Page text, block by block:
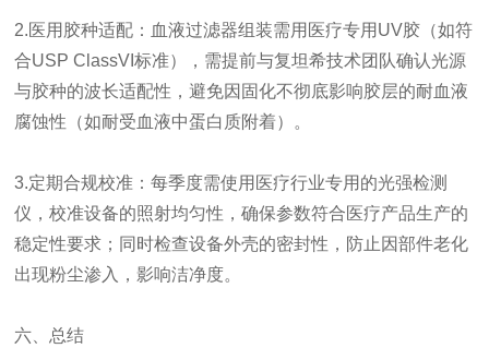
2.医用胶种适配：血液过滤器组装需用医疗专用UV胶（如符
合USP ClassVI标准），需提前与复坦希技术团队确认光源
与胶种的波长适配性，避免因固化不彻底影响胶层的耐血液
腐蚀性（如耐受血液中蛋白质附着）。
3.定期合规校准：每季度需使用医疗行业专用的光强检测
仪，校准设备的照射均匀性，确保参数符合医疗产品生产的
稳定性要求；同时检查设备外壳的密封性，防止因部件老化
出现粉尘渗入，影响洁净度。
六、总结